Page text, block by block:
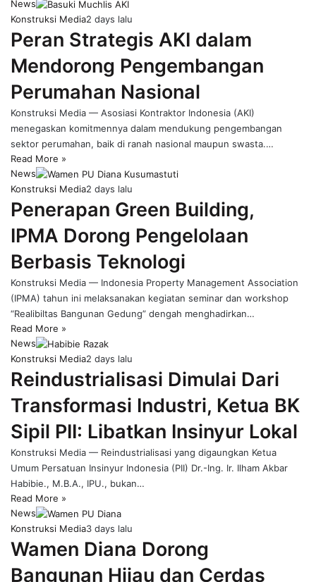
News
Konstruksi Media2 days lalu
Peran Strategis AKI dalam
Mendorong Pengembangan
Perumahan Nasional
Konstruksi Media — Asosiasi Kontraktor Indonesia (AKI)
menegaskan komitmennya dalam mendukung pengembangan
sektor perumahan, baik di ranah nasional maupun swasta.…
Read More »
News
Konstruksi Media2 days lalu
Penerapan Green Building,
IPMA Dorong Pengelolaan
Berbasis Teknologi
Konstruksi Media — Indonesia Property Management Association
(IPMA) tahun ini melaksanakan kegiatan seminar dan workshop
“Realibiltas Bangunan Gedung” dengah menghadirkan…
Read More »
News
Konstruksi Media2 days lalu
Reindustrialisasi Dimulai Dari
Transformasi Industri, Ketua BK
Sipil PII: Libatkan Insinyur Lokal
Konstruksi Media — Reindustrialisasi yang digaungkan Ketua
Umum Persatuan Insinyur Indonesia (PII) Dr.-Ing. Ir. Ilham Akbar
Habibie., M.B.A., IPU., bukan…
Read More »
News
Konstruksi Media3 days lalu
Wamen Diana Dorong
Bangunan Hijau dan Cerdas